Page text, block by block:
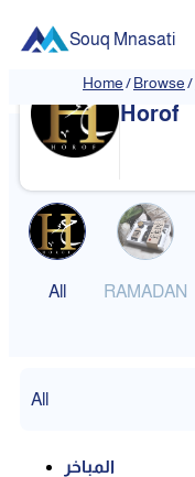
Souq Mnasati
Home/Browse/
❮ Horof
All RAMADAN
All
المباخر